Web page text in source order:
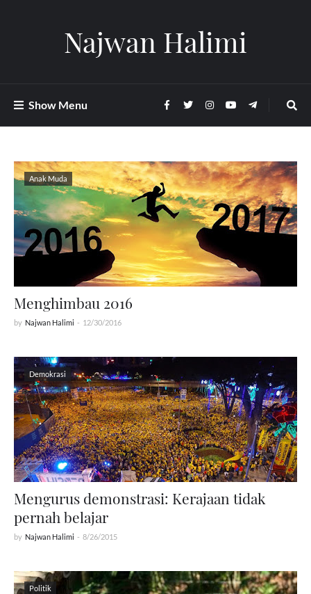
Najwan Halimi
Show Menu
Anak Muda
Menghimbau 2016
by Najwan Halimi - 12/30/2016
Demokrasi
Mengurus demonstrasi: Kerajaan tidak
pernah belajar
by Najwan Halimi - 8/26/2015
Politik